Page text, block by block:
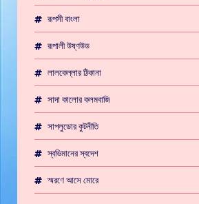
রূপসী বাংলা
রূপালী উষ্ণউড
লালকেল্লার ঠিকানা
সাদা কালোর কলমবাজি
সাপলুডোর কুটনীতি
স্বভিমানের স্বদেশ
স্মরণে আসে মোরে